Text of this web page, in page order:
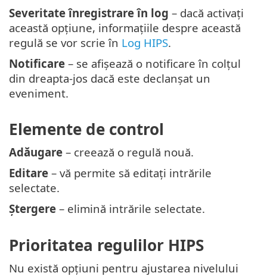
Severitate înregistrare în log – dacă activați
această opțiune, informațiile despre această
regulă se vor scrie în Log HIPS.
Notificare – se afișează o notificare în colțul
din dreapta-jos dacă este declanșat un
eveniment.
Elemente de control
Adăugare – creează o regulă nouă.
Editare – vă permite să editați intrările
selectate.
Ștergere – elimină intrările selectate.
Prioritatea regulilor HIPS
Nu există opțiuni pentru ajustarea nivelului